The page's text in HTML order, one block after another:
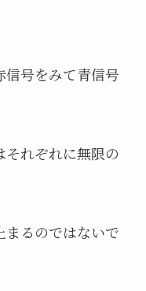
号をみて青信号
れぞれに無限の
るのではないで